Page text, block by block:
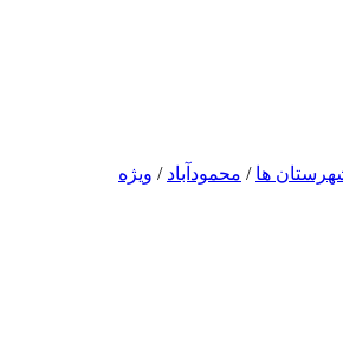
ها / محمودآباد / ویژه